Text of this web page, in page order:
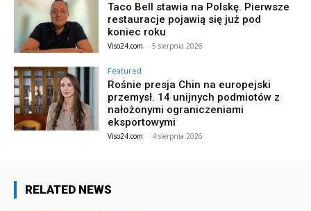
Taco Bell stawia na Polskę. Pierwsze
restauracje pojawią się już pod
koniec roku
Viso24.com - 5 sierpnia 2026
Featured
Rośnie presja Chin na europejski
przemysł. 14 unijnych podmiotów z
nałożonymi ograniczeniami
eksportowymi
Viso24.com - 4 sierpnia 2026
RELATED NEWS